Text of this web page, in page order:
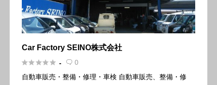
Car Factory SEINO株式会社
 -  0
自動車販売・整備・修理・車検 自動車販売、整備・修